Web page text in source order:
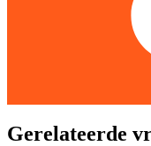
Gerelateerde